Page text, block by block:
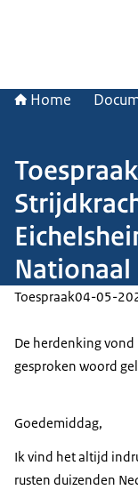
Home
Nationaal
Toespraak04-05-
De herdenking
gesproken woord
Goedemiddag,
Ik vind het altijd
rusten duizenden